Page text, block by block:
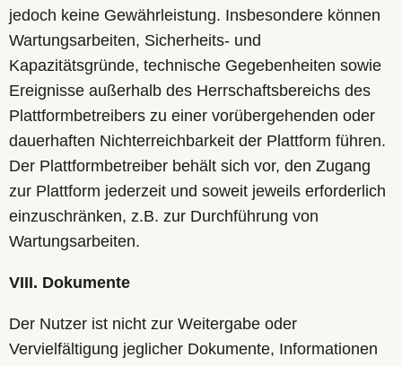
jedoch keine Gewährleistung. Insbesondere können
Wartungsarbeiten, Sicherheits- und
Kapazitätsgründe, technische Gegebenheiten sowie
Ereignisse außerhalb des Herrschaftsbereichs des
Plattformbetreibers zu einer vorübergehenden oder
dauerhaften Nichterreichbarkeit der Plattform führen.
Der Plattformbetreiber behält sich vor, den Zugang
zur Plattform jederzeit und soweit jeweils erforderlich
einzuschränken, z.B. zur Durchführung von
Wartungsarbeiten.
VIII. Dokumente
Der Nutzer ist nicht zur Weitergabe oder
Vervielfältigung jeglicher Dokumente, Informationen